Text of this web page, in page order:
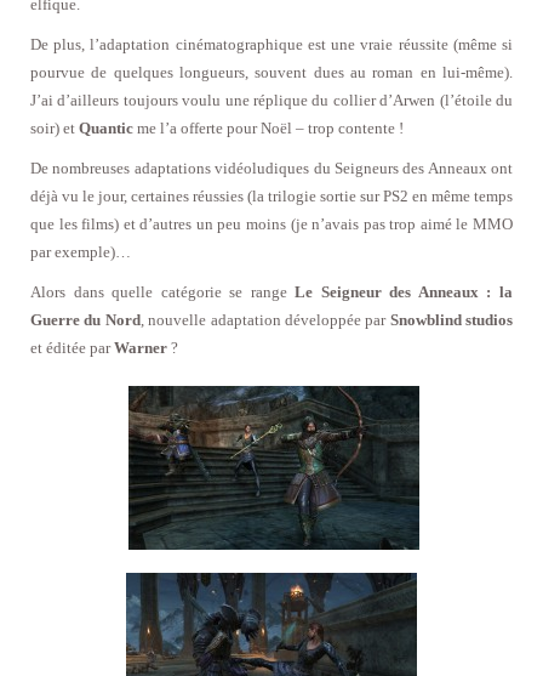
elfique.
De plus, l’adaptation cinématographique est une vraie réussite (même si
pourvue de quelques longueurs, souvent dues au roman en lui-même).
J’ai d’ailleurs toujours voulu une réplique du collier d’Arwen (l’étoile du
soir) et Quantic me l’a offerte pour Noël – trop contente !
De nombreuses adaptations vidéoludiques du Seigneurs des Anneaux ont
déjà vu le jour, certaines réussies (la trilogie sortie sur PS2 en même temps
que les films) et d’autres un peu moins (je n’avais pas trop aimé le MMO
par exemple)…
Alors dans quelle catégorie se rangeLe Seigneur des Anneaux : la
Guerre du Nord, nouvelle adaptation développée par Snowblind studios
et éditée parWarner ?